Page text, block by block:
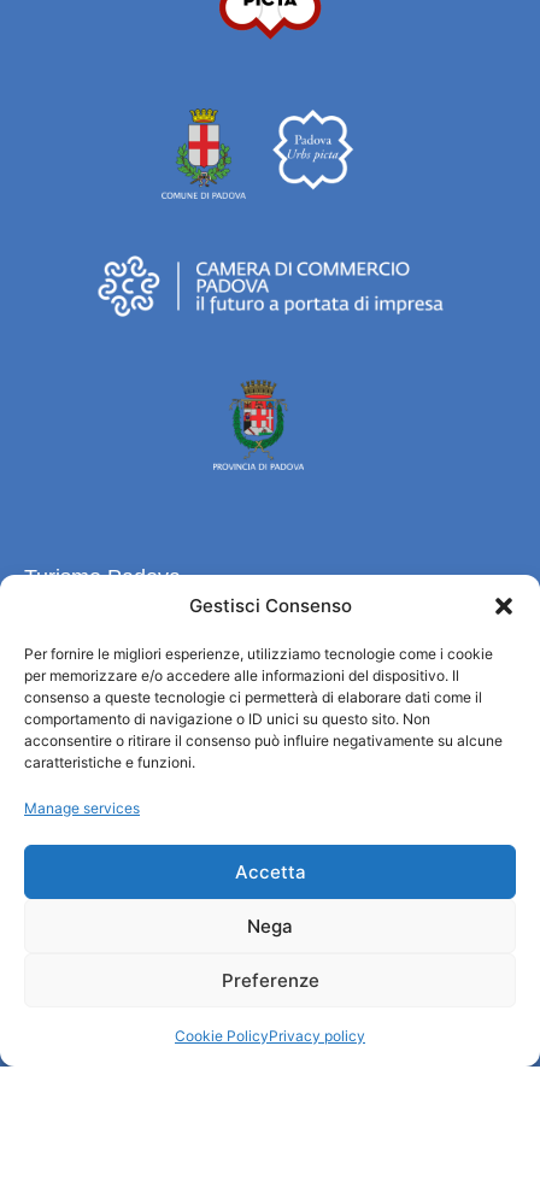
Gestisci Consenso
Per fornire le migliori esperienze, utilizziamo tecnologie come i cookie
per memorizzare e/o accedere alle informazioni del dispositivo. Il
consenso a queste tecnologie ci permetterà di elaborare dati come il
comportamento di navigazione o ID unici su questo sito. Non
acconsentire o ritirare il consenso può influire negativamente su alcune
caratteristiche e funzioni.
Manage services
Accetta
Nega
Preferenze
Cookie PolicyPrivacy policy
Turismo Padova
Information et accueil des tourist / IAT
Privacy policy
Cookie Policy (UE)
Credits
Information